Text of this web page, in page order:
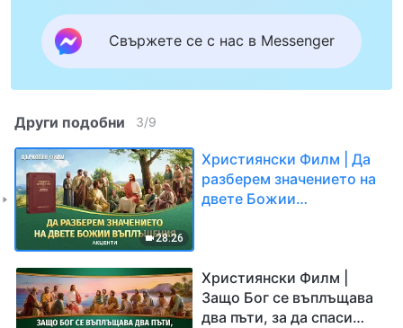
Свържете се с нас в Messenger
Други подобни 3/9
28:26
Християнски Филм | Да
разберем значението на
двете Божии
Християнски Филм |
Защо Бог се въплъщава
два пъти, за да спаси